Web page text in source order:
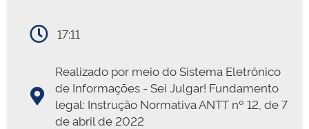
17:11
Realizado por meio do Sistema Eletrônico
de Informações - Sei Julgar! Fundamento
legal: Instrução Normativa ANTT nº 12, de 7
de abril de 2022